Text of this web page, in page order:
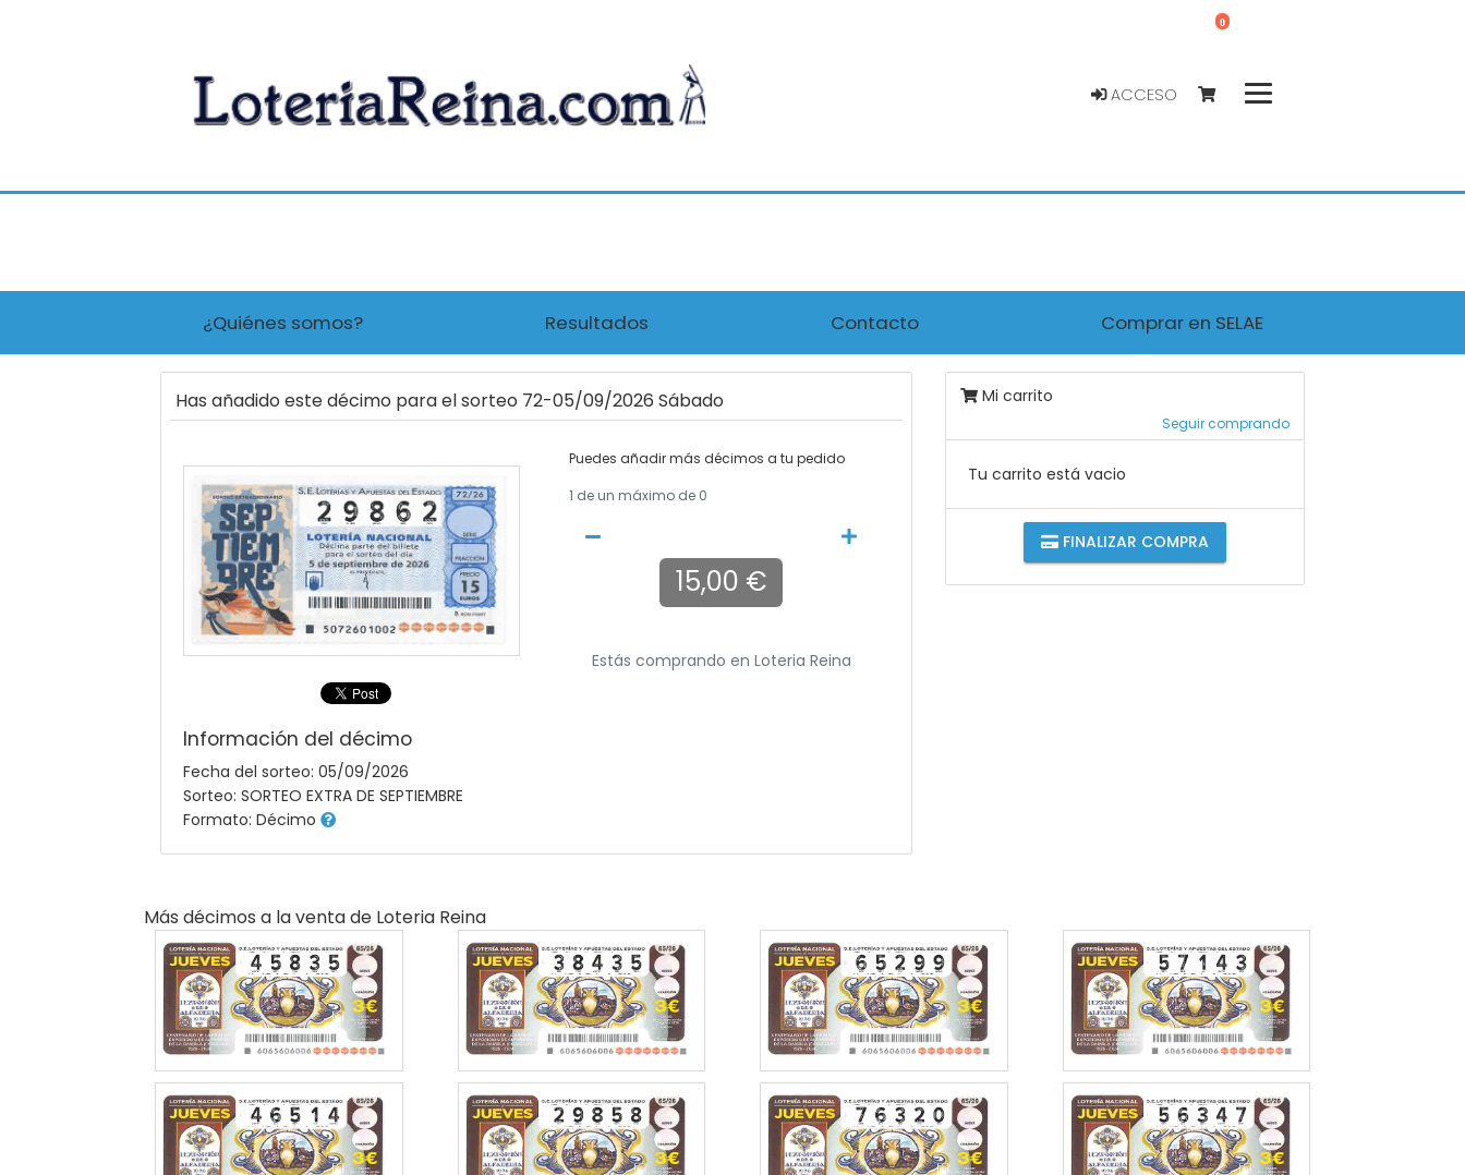
ACCESO
0
¿Quiénes somos? Resultados Contacto Comprar en SELAE
Has añadido este décimo para el sorteo 72-05/09/2026 Sábado
Información del décimo
Fecha del sorteo: 05/09/2026
Sorteo: SORTEO EXTRA DE SEPTIEMBRE
Formato: Décimo
Puedes añadir más décimos a tu pedido
1 de un máximo de 0
15,00 €
Estás comprando en Loteria Reina
Mi carrito
Seguir comprando
Tu carrito está vacio
FINALIZAR COMPRA
Más décimos a la venta de Loteria Reina